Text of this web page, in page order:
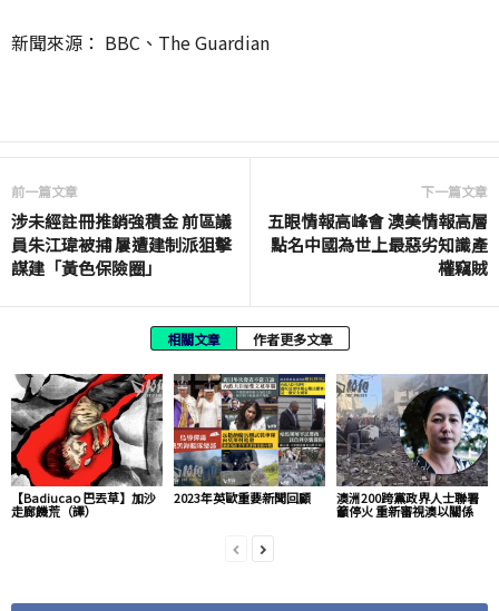
新聞來源： BBC、The Guardian
前一篇文章
涉未經註冊推銷強積金 前區議
員朱江瑋被捕 屢遭建制派狙擊
謀建「黃色保險圈」
下一篇文章
五眼情報高峰會 澳美情報高層
點名中國為世上最惡劣知識產
權竊賊
相關文章 作者更多文章
【Badiucao 巴丟草】加沙
走廊饑荒（譯）
2023年英歐重要新聞回顧 澳洲200跨黨政界人士聯署
籲停火 重新審視澳以關係